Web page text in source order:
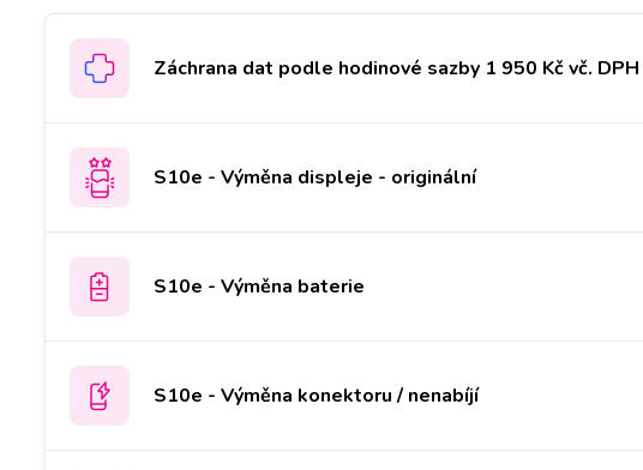
Záchrana dat podle hodinové sazby 1 950 Kč vč. DPH
S10e - Výměna displeje - originální
S10e - Výměna baterie
S10e - Výměna konektoru / nenabíjí